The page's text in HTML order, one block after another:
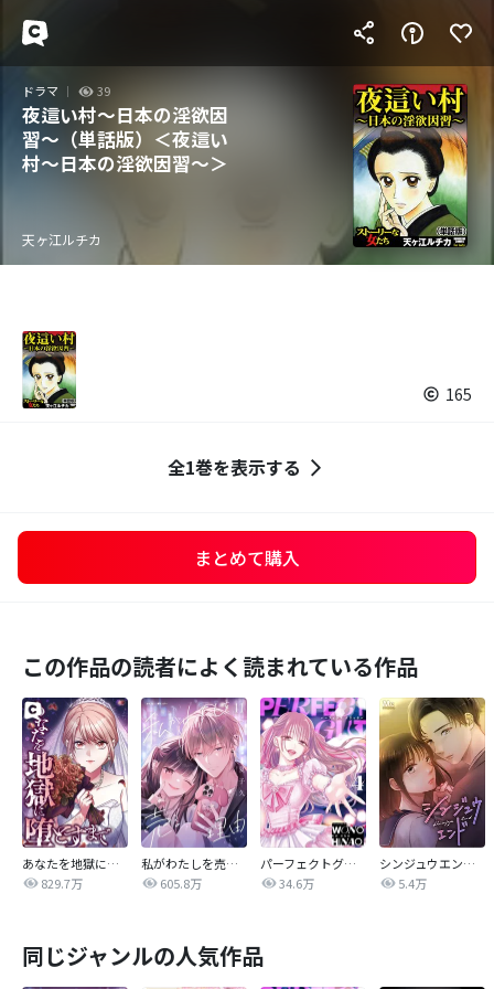
ドラマ 39
夜這い村～日本の淫欲因
習～（単話版）＜夜這い
村～日本の淫欲因習～＞
天ヶ江ルチカ
165
全1巻を表示する
まとめて購入
この作品の読者によく読まれている作品
あなたを地獄に堕とすまで
829.7万
私がわたしを売る理由
605.8万
パーフェクトグリッター
34.6万
シンジュウエンド【タテヨミ】
5.4万
同じジャンルの人気作品